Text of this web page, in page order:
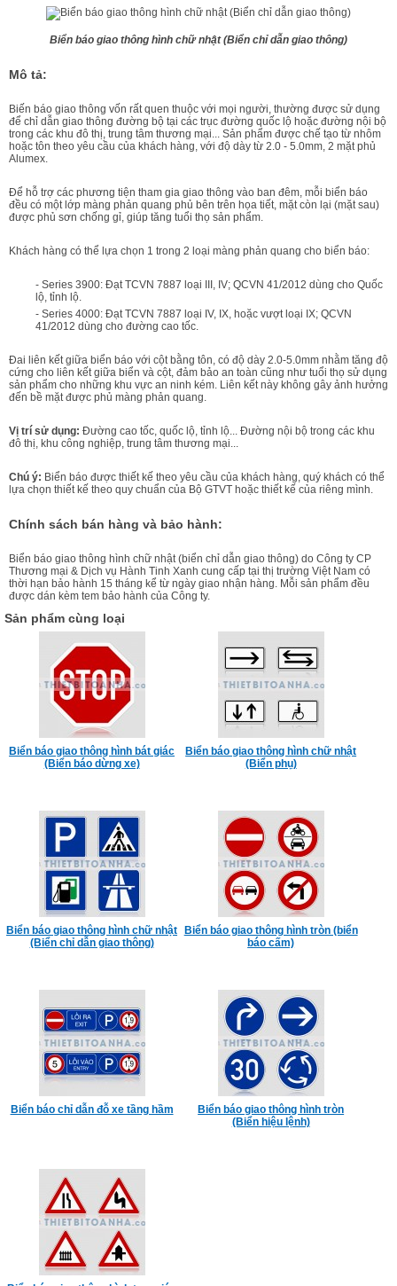
Biển báo giao thông hình chữ nhật (Biển chỉ dẫn giao thông)
Mô tả:
Biến báo giao thông vốn rất quen thuộc với mọi người, thường được sử dụng
để chỉ dẫn giao thông đường bộ tại các trục đường quốc lộ hoặc đường nội bộ
trong các khu đô thị, trung tâm thương mại... Sản phẩm được chế tạo từ nhôm
hoặc tôn theo yêu cầu của khách hàng, với độ dày từ 2.0 - 5.0mm, 2 mặt phủ
Alumex.
Để hỗ trợ các phương tiện tham gia giao thông vào ban đêm, mỗi biển báo
đều có một lớp màng phản quang phủ bên trên họa tiết, mặt còn lại (mặt sau)
được phủ sơn chống gỉ, giúp tăng tuổi thọ sản phẩm.
Khách hàng có thể lựa chọn 1 trong 2 loại màng phản quang cho biển báo:
- Series 3900: Đạt TCVN 7887 loại III, IV; QCVN 41/2012 dùng cho Quốc
lộ, tỉnh lộ.
- Series 4000: Đạt TCVN 7887 loại IV, IX, hoặc vượt loại IX; QCVN
41/2012 dùng cho đường cao tốc.
Đai liên kết giữa biển báo với cột bằng tôn, có độ dày 2.0-5.0mm nhằm tăng độ
cứng cho liên kết giữa biển và cột, đảm bảo an toàn cũng như tuổi thọ sử dụng
sản phẩm cho những khu vực an ninh kém. Liên kết này không gây ảnh hưởng
đến bề mặt được phủ màng phản quang.
Vị trí sử dụng: Đường cao tốc, quốc lộ, tỉnh lộ... Đường nội bộ trong các khu
đô thị, khu công nghiệp, trung tâm thương mại...
Chú ý: Biển báo được thiết kế theo yêu cầu của khách hàng, quý khách có thể
lựa chọn thiết kế theo quy chuẩn của Bộ GTVT hoặc thiết kế của riêng mình.
Chính sách bán hàng và bảo hành:
Biển báo giao thông hình chữ nhật (biển chỉ dẫn giao thông) do Công ty CP
Thương mại & Dịch vụ Hành Tinh Xanh cung cấp tại thị trường Việt Nam có
thời hạn bảo hành 15 tháng kể từ ngày giao nhận hàng. Mỗi sản phẩm đều
được dán kèm tem bảo hành của Công ty.
Sản phẩm cùng loại
Biển báo giao thông hình bát giác
(Biển báo dừng xe)
Biển báo giao thông hình chữ nhật
(Biển phụ)
Biển báo giao thông hình chữ nhật
(Biển chỉ dẫn giao thông)
Biển báo giao thông hình tròn (biển
báo cấm)
Biển báo chỉ dẫn đỗ xe tầng hầm
Biển báo giao thông hình tròn
(Biển hiệu lệnh)